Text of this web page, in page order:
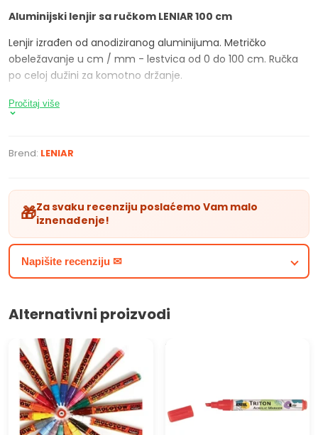
Aluminijski lenjir sa ručkom LENIAR100 cm
Lenjir izrađen od anodiziranog aluminijuma. Metričko
obeležavanje u cm / mm - lestvica od 0 do 100 cm. Ručka
po celoj dužini za komotno držanje.
Pročitaj više
Brend: LENIAR
🎁Za svaku recenziju poslaćemo Vam malo
iznenađenje!
Napišite recenziju ✉
Alternativni proizvodi
Akrilni marker MOLOTOW -
ONE4ALL 2mm
SOLO GOYA TRITON Akrilni